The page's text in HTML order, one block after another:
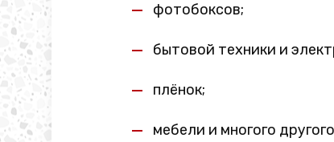
фотобоксов;
бытовой техники и
плёнок;
мебели и многого